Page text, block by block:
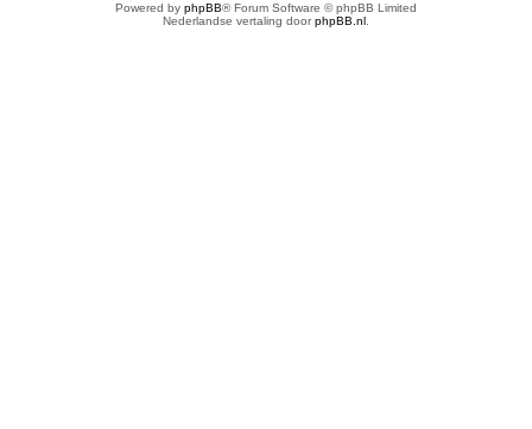
Powered by phpBB® Forum Software © phpBB Limited
Nederlandse vertaling doorphpBB.nl